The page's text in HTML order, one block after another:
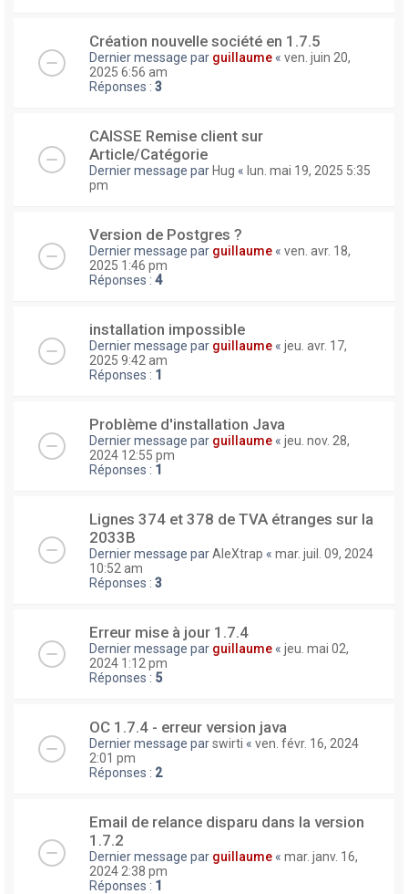
Création nouvelle société en 1.7.5
Dernier message par guillaume « ven. juin 20,
2025 6:56 am
Réponses : 3
CAISSE Remise client sur
Article/Catégorie
Dernier message par Hug « lun. mai 19, 2025 5:35
pm
Version de Postgres ?
Dernier message par guillaume « ven. avr. 18,
2025 1:46 pm
Réponses : 4
installation impossible
Dernier message par guillaume « jeu. avr. 17,
2025 9:42 am
Réponses : 1
Problème d'installation Java
Dernier message par guillaume « jeu. nov. 28,
2024 12:55 pm
Réponses : 1
Lignes 374 et 378 de TVA étranges sur la
2033B
Dernier message parAleXtrap « mar. juil. 09, 2024
10:52 am
Réponses : 3
Erreur mise à jour 1.7.4
Dernier message par guillaume « jeu. mai 02,
2024 1:12 pm
Réponses : 5
OC 1.7.4 - erreur version java
Dernier message parswirti « ven. févr. 16, 2024
2:01 pm
Réponses : 2
Email de relance disparu dans la version
1.7.2
Dernier message par guillaume « mar. janv. 16,
2024 2:38 pm
Réponses : 1